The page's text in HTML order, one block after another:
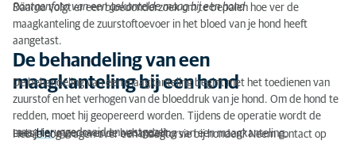
Röntgenfoto van een gekantelde maag bij een hond
Daarna volgt er een bloedonderzoek om te bepalen hoe ver de
maagkanteling de zuurstoftoevoer in het bloed van je hond heeft
aangetast.
De behandeling van een
maagkanteling bij een hond
De behandeling van een maagkanteling begint met het toedienen van
zuurstof en het verhogen van de bloeddruk van je hond. Om de hond te
redden, moet hij geopereerd worden. Tijdens de operatie wordt de
maag teruggedraaid en vastgezet.
Leeshiermeer over de behandeling van een maagkanteling.
Heb je nog vragen over een maagtorsie bij honden? Neem contact op